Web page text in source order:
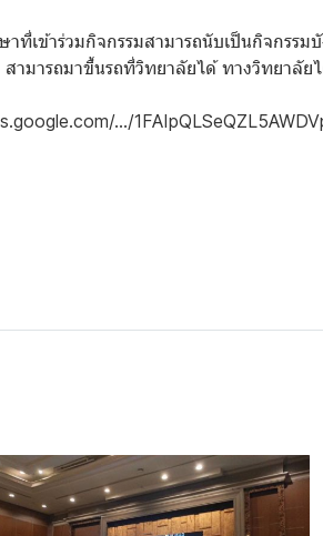
ที่เข้าร่วมกิจกรรมสามารถนับเป็นกิจกรรม
มารถมาขึ้นรถที่วิทยาลัยได้ ทางวิทยาลัยไ
.../